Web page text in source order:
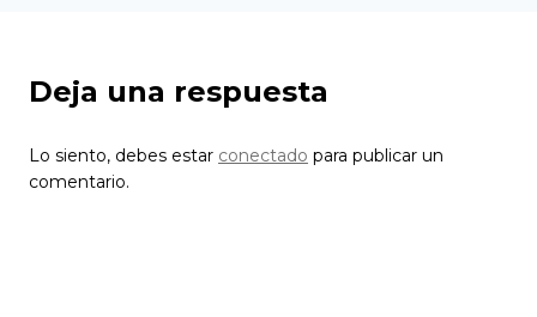
Deja una respuesta
Lo siento, debes estar conectado para publicar un
comentario.